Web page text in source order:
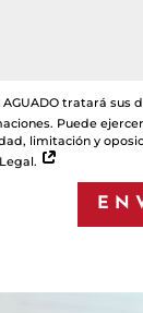
tratará sus
Puede
limitación y